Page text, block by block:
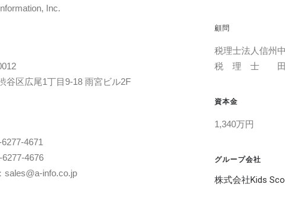
Inc.
谷区広尾1丁目9-18 雨宮ビル2F
4671
6277-4676
sales@a-info.co.jp
顧問
税理士法人信州
税 理 士 田
資本金
1,340万円
グループ会社
株式会社Kids